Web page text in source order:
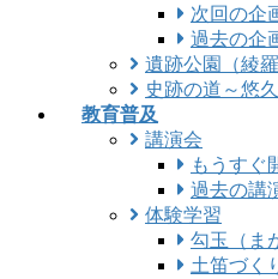
次回の企
過去の企
遺跡公園（綾
史跡の道～悠
教育普及
講演会
もうすぐ
過去の講
体験学習
勾玉（ま
土笛づく